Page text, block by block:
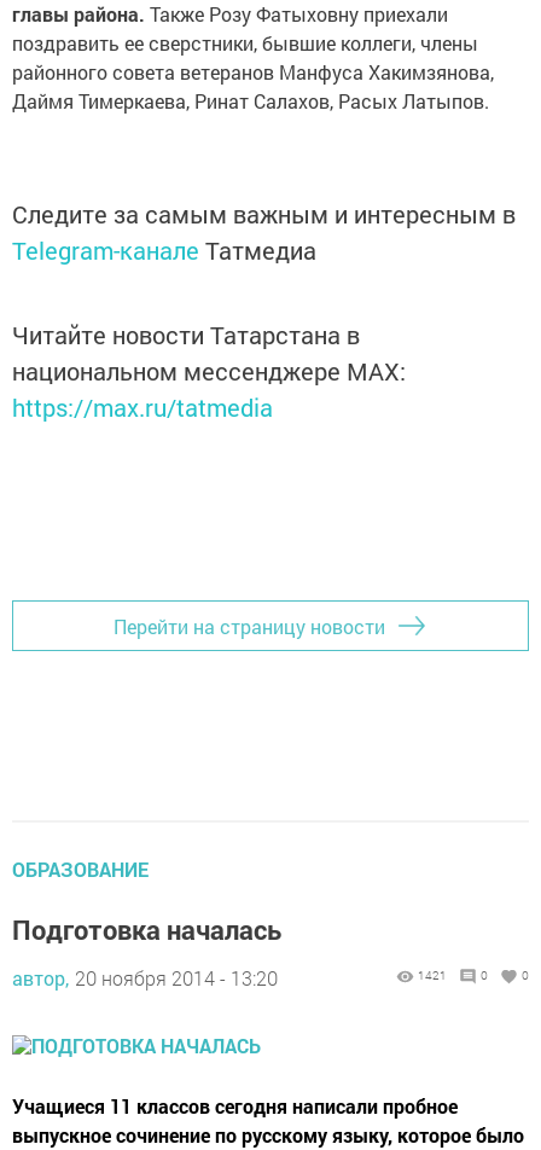
главы района. Также Розу Фатыховну приехали
поздравить ее сверстники, бывшие коллеги, члены
районного совета ветеранов Манфуса Хакимзянова,
Даймя Тимеркаева, Ринат Салахов, Расых Латыпов.
Следите за самым важным и интересным в
Telegram-канале Татмедиа
Читайте новости Татарстана в
национальном мессенджере MАХ:
https://max.ru/tatmedia
Перейти на страницу новости
ОБРАЗОВАНИЕ
Подготовка началась
автор, 20 ноября 2014 - 13:20 1421 0 0
Учащиеся 11 классов сегодня написали пробное
выпускное сочинение по русскому языку, которое было